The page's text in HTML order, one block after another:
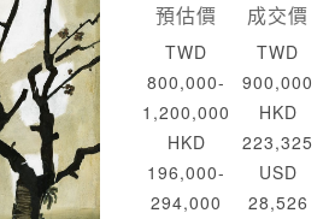
預估價
TWD
800,000-
1,200,000
HKD
196,000-
294,000
成交價
TWD
900,000
HKD
223,325
USD
28,526